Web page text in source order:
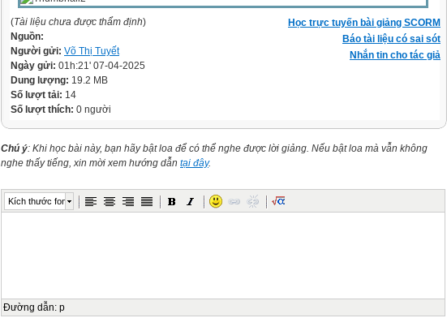
Học trực tuyến bài giảng SCORM
Báo tài liệu có sai sót
Nhắn tin cho tác giả
(Tài liệu chưa được thẩm định)
Nguồn:
Người gửi: Võ Thị Tuyết
Ngày gửi: 01h:21' 07-04-2025
Dung lượng: 19.2 MB
Số lượt tải: 14
Số lượt thích: 0 người
Chú ý: Khi học bài này, bạn hãy bật loa để có thể nghe được lời giảng. Nếu bật loa mà vẫn không
nghe thấy tiếng, xin mời xem hướng dẫn tại đây.
Kích thước font
Đường dẫn: p